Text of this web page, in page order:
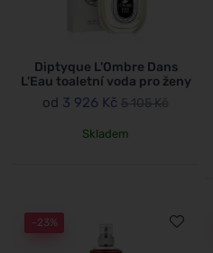
Diptyque L'Ombre Dans
L'Eau toaletní voda pro ženy
od 3 926 Kč 5 105 Kč
Skladem
-23%